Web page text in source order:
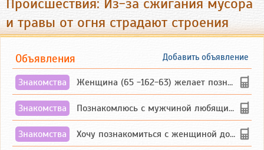
Происшествия: Из-за сжигания мусора
и травы от огня страдают строения
Добавить объявление
Объявления
Знакомства Женщина (65 -162-63) желает познакомиться с одиноким, добродушным, без вредных ...
Знакомства Познакомлюсь с мужчиной любящим танцевать и петь на родном чувашском языке
Знакомства Хочу познакомиться с женщиной до 55 лет чувашской или русской национальности дл...